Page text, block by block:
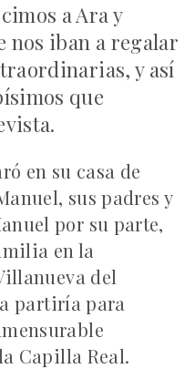
a Ara y
nos iban a regalar
y así
que
en su casa de
sus padres y
por su parte,
en la
del
partiría para
Capilla Real.